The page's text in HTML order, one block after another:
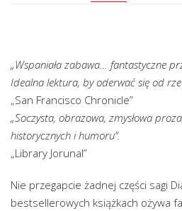
„Wspaniała zabawa… fantastyczne
Idealna lektura, by oderwać się od
„San Francisco Chronicle”
„Soczysta, obrazowa, zmysłowa
historycznych i humoru”.
„Library Jorunal”
Nie przegapcie żadnej części sagi
bestsellerowych książkach ożywa